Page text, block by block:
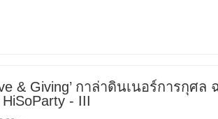
& Giving’ กาล่าดินเนอร์การกุศล
- III